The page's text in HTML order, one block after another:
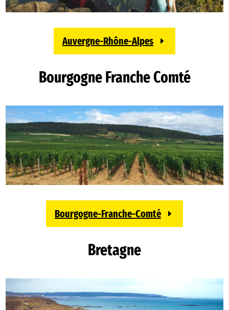
Auvergne-Rhône-Alpes
Bourgogne Franche Comté
Bourgogne-Franche-Comté
Bretagne